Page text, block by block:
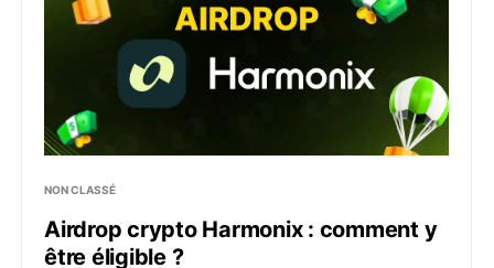
NON CLASSÉ
Airdrop crypto Harmonix : comment y
être éligible ?